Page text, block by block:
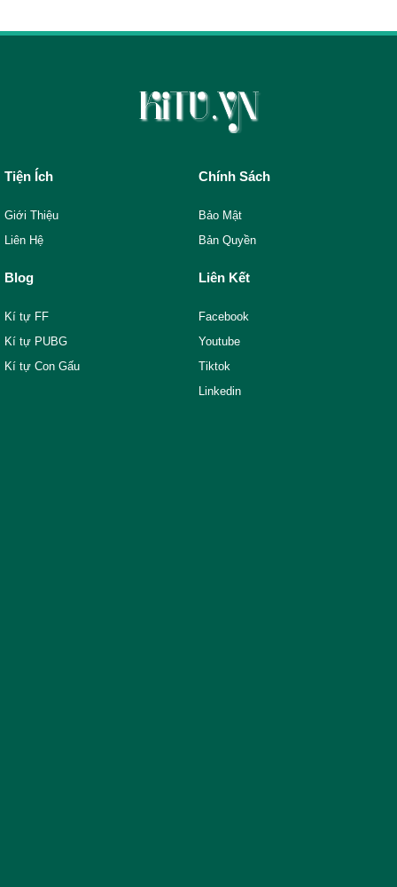
Tiện Ích
Giới Thiệu
Liên Hệ
Chính Sách
Bảo Mật
Bản Quyền
Blog
Kí tự FF
Kí tự PUBG
Kí tự Con Gấu
Liên Kết
Facebook
Youtube
Tiktok
Linkedin